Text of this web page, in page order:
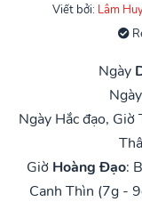
Viết bởi: Lâm
Ngày
Ngày
Ngày Hắc đạo, Giờ
Giờ Hoàng Đạo:
Canh Thìn (7g -